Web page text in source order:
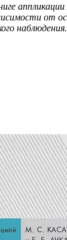
от
наблюдения.